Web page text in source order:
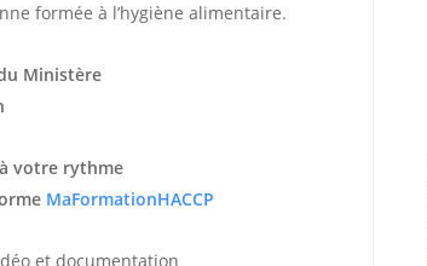
formée à l’hygiène alimentaire.
Ministère
à votre rythme
MaFormationHACCP
et documentation